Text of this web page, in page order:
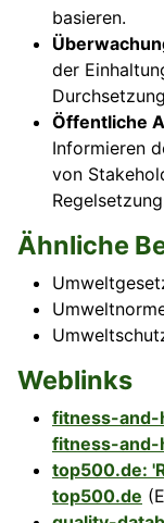
basieren.
der
Öffentliche
Informieren
von
Ähnliche
Weblinks
fitness-and-
fitness-and-
top500.de:
top500.de